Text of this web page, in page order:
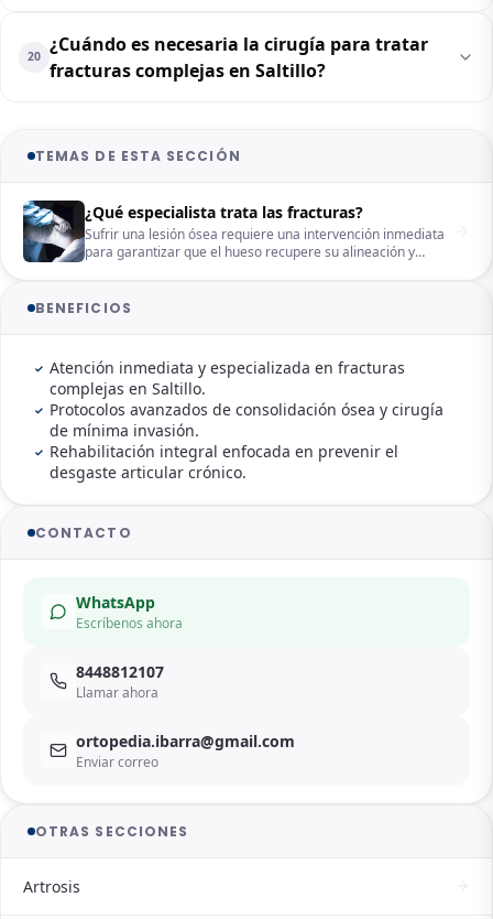
20
¿Cuándo es necesaria la cirugía para tratar
fracturas complejas en Saltillo?
TEMAS DE ESTA SECCIÓN
¿Qué especialista trata las fracturas?
Sufrir una lesión ósea requiere una intervención inmediata
para garantizar que el hueso recupere su alineación y
complicaciones como una mala consolidación o la pérdida
tiempo es la clave para que las fracturas sanen
correctamente mediante técnicas médicas avanzadas y un
seguimiento especializado.
BENEFICIOS
Atención inmediata y especializada en fracturas
complejas en Saltillo.
Protocolos avanzados de consolidación ósea y cirugía
de mínima invasión.
Rehabilitación integral enfocada en prevenir el
desgaste articular crónico.
CONTACTO
WhatsApp
Escríbenos ahora
8448812107
Llamar ahora
ortopedia.ibarra@gmail.com
Enviar correo
OTRAS SECCIONES
Artrosis